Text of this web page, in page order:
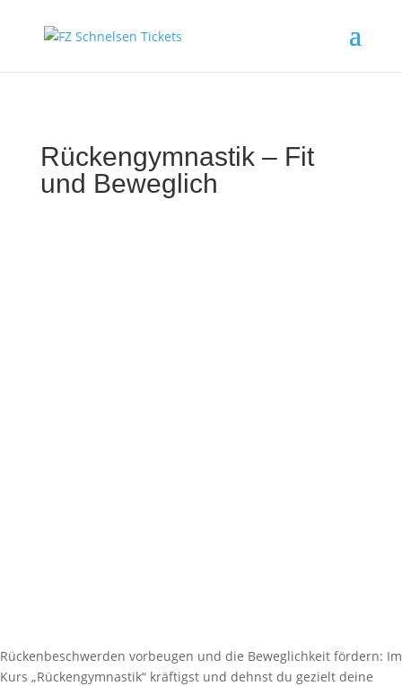
Rückengymnastik – Fit
und Beweglich
Rückenbeschwerden vorbeugen und die Beweglichkeit fördern: Im
Kurs „Rückengymnastik“ kräftigst und dehnst du gezielt deine